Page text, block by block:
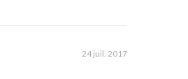
24 juil. 2017